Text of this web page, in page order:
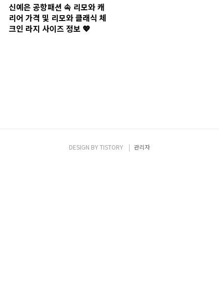
신예은 공항패션 속 리모와 캐
리어 가격 및 리모와 클래식 체
크인 라지 사이즈 정보 💖
DESIGN BYTISTORY 관리자